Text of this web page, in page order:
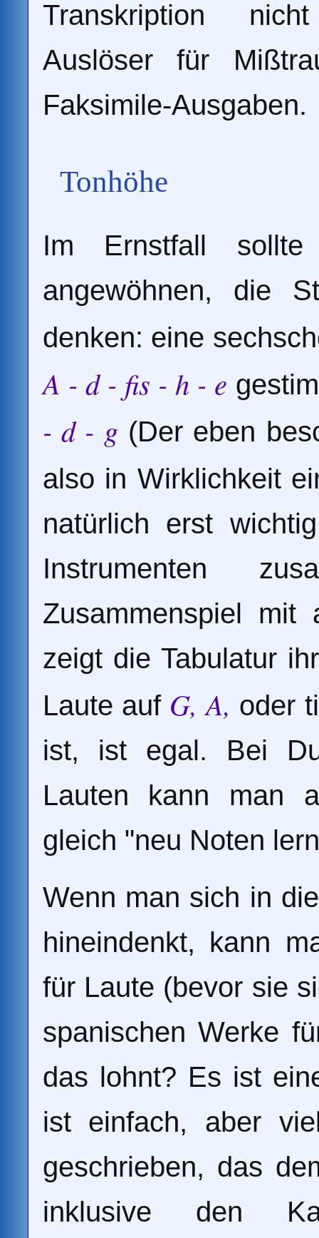
Transkription
Auslöser für
Faksimile-Ausgaben.
Tonhöhe
Im Ernstfall
angewöhnen, die
denken: eine
A - d - fis - h - e
- d - g (Der eben
also in Wirklichkeit
natürlich erst
Instrumenten
Zusammenspiel mit
zeigt die Tabulatur
Laute auf G, A, oder
ist, ist egal. Bei
Lauten kann man
gleich "neu Noten
Wenn man sich in
hineindenkt, kann
für Laute (bevor sie
spanischen Werke
das lohnt? Es ist
ist einfach, aber
geschrieben, das
inklusive den